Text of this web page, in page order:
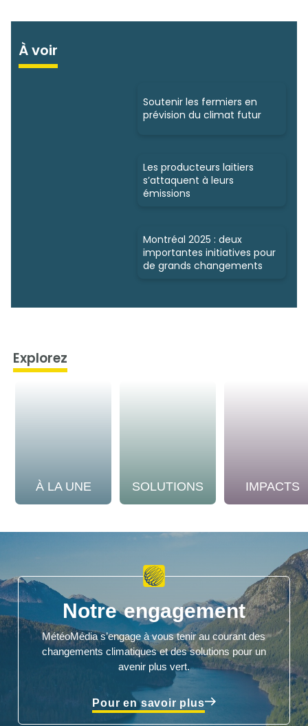
À voir
Soutenir les fermiers en
prévision du climat futur
Les producteurs laitiers
s’attaquent à leurs
émissions
Montréal 2025 : deux
importantes initiatives pour
de grands changements
Explorez
À LA UNE SOLUTIONS IMPACTS
Notre engagement
MétéoMédia s’engage à vous tenir au courant des
changements climatiques et des solutions pour un
avenir plus vert.
Pour en savoir plus